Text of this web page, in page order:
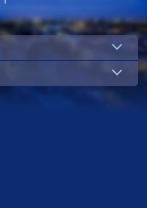
vina i umjetnosti završen Vinski mjesec
vijeća Grada Osijeka. Gradonačelnik
dvorani Musikvereina obilježio 30 godina
i pravodobnih mjera komarci ove godine pod